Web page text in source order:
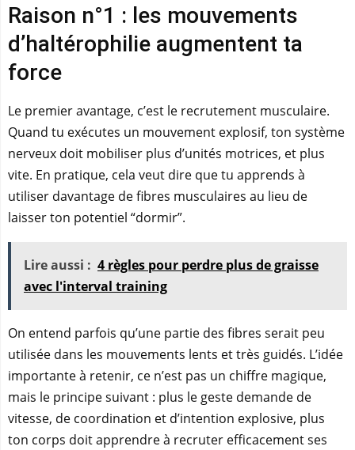
Raison n°1 : les mouvements
d’haltérophilie augmentent ta
force
Le premier avantage, c’est le recrutement musculaire.
Quand tu exécutes un mouvement explosif, ton système
nerveux doit mobiliser plus d’unités motrices, et plus
vite. En pratique, cela veut dire que tu apprends à
utiliser davantage de fibres musculaires au lieu de
laisser ton potentiel “dormir”.
Lire aussi : 4 règles pour perdre plus de graisse
avec l'interval training
On entend parfois qu’une partie des fibres serait peu
utilisée dans les mouvements lents et très guidés. L’idée
importante à retenir, ce n’est pas un chiffre magique,
mais le principe suivant : plus le geste demande de
vitesse, de coordination et d’intention explosive, plus
ton corps doit apprendre à recruter efficacement ses